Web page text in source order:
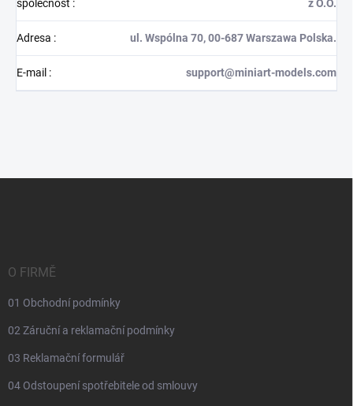
společnost :
z O.O.
Adresa : ul. Wspólna 70, 00-687 Warszawa Polska.
E-mail : support@miniart-models.com
O FIRMĚ
01 Obchodní podmínky
02 Záruční a reklamační podmínky
03 Reklamační formulář
04 Odstoupení spotřebitele od smlouvy